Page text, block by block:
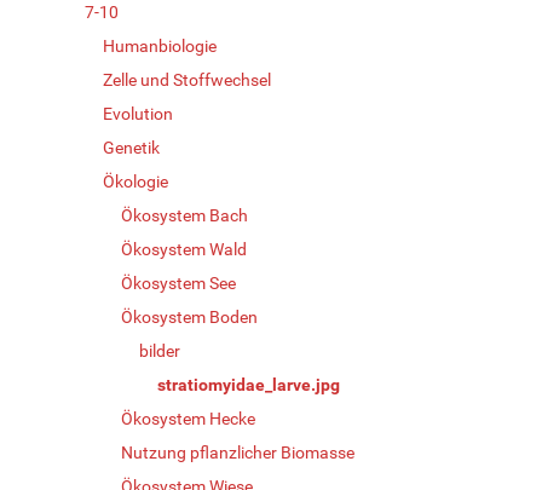
7-10
Humanbiologie
Zelle und Stoffwechsel
Evolution
Genetik
Ökologie
Ökosystem Bach
Ökosystem Wald
Ökosystem See
Ökosystem Boden
bilder
stratiomyidae_larve.jpg
Ökosystem Hecke
Nutzung pflanzlicher Biomasse